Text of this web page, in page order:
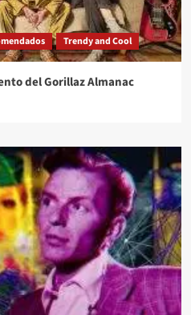
Trendy and Cool
del Gorillaz Almanac